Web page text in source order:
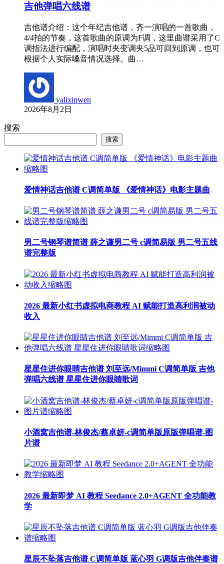
吉他弹唱六线谱
吉他谱介绍：这个年纪吉他谱，齐一演唱的一首歌曲，
4/4拍的节奏，这首歌曲的原调为F调，这里曲谱采用了C
调指法进行编配，演唱时夹变调夹5品可回到原调，也可
根据个人实际嗓音情况选择。曲…
yalixinwen
2026年8月2日
搜索
搜索
爱情神话吉他谱 C调简单版 《爱情神话》电影主题曲
男二号钢琴谱简谱 薛之谦男二号 c调简易版 男二号五线
谱完整版
2026 最新小红书虚拟电商教程 AI 赋能打造高利润被动
收入
星星住进你眼睛吉他谱 刘至远/Mimmi C调简单版 吉他
弹唱六线谱 星星住进你眼睛歌词
小酒窝吉他谱-林俊杰/蔡卓妍-c调简单版原版弹唱谱-图
片谱
2026 最新即梦 AI 教程 Seedance 2.0+AGENT 全功能教
学
星辰不坠落吉他谱 C调简单版 蓝心羽 G调版吉他伴奏谱